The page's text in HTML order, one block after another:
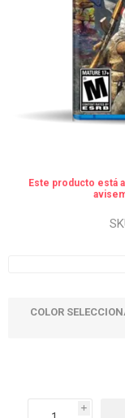
Este producto está
COLOR
i